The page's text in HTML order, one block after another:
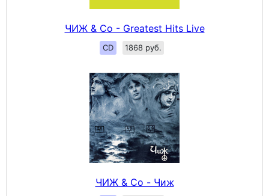
ЧИЖ & Сo - Greatest Hits Live
CD 1868 руб.
ЧИЖ & Сo - Чиж